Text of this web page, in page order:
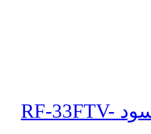
ثلاجة تورنيدو انفرتر نوفروست 304 لتر أسود RF-33FTV-